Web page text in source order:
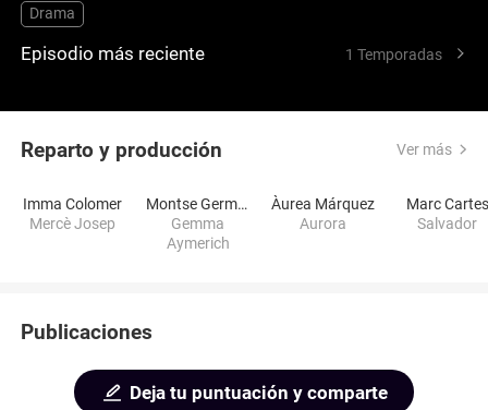
Drama
Episodio más reciente 1 Temporadas
Reparto y producción Ver más
Imma Colomer
Mercè Josep
Montse Germán
Gemma
Aymerich
Àurea Márquez
Aurora
Marc Cartes
Salvador
Publicaciones
Deja tu puntuación y comparte